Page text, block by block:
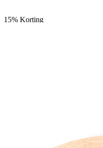
15% Korting